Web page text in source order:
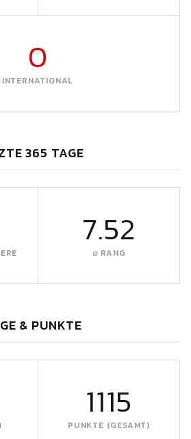
0
INTERNATIONAL
365 TAGE
7.52
∅ RANG
& PUNKTE
1115
PUNKTE (GESAMT)